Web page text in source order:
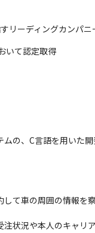
ーディングカンパ
いて認定取得
の、C言語を用いた
て車の周囲の情報
状況や本人のキャリ